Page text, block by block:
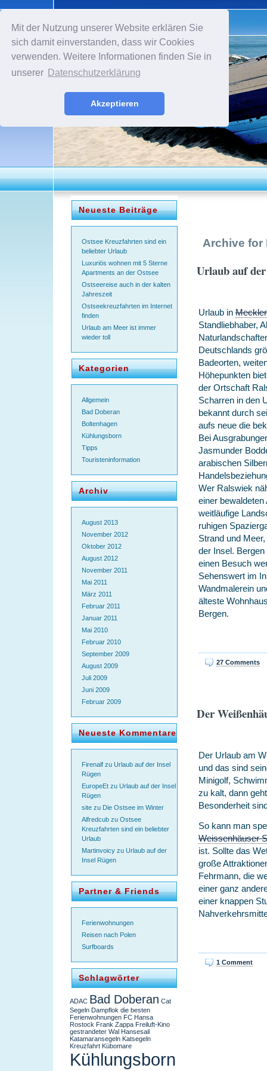
Mit der Nutzung unserer Website erklären Sie
sich damit einverstanden, dass wir Cookies
verwenden. Weitere Informationen finden Sie in
unserer Datenschutzerklärung
Akzeptieren
Neueste Beiträge
Ostsee Kreuzfahrten sind ein
beliebter Urlaub
Luxuriös wohnen mit 5 Sterne
Apartments an der Ostsee
Ostseereise auch in der kalten
Jahreszeit
Ostseekreuzfahrten im Internet
finden
Urlaub am Meer ist immer
wieder toll
Kategorien
Allgemein
Bad Doberan
Boltenhagen
Kühlungsborn
Tipps
Touristeninformation
Archiv
August 2013
November 2012
Oktober 2012
August 2012
November 2011
Mai 2011
März 2011
Februar 2011
Januar 2011
Mai 2010
Februar 2010
September 2009
August 2009
Juli 2009
Juni 2009
Februar 2009
Neueste Kommentare
Firenalf zu Urlaub auf der Insel
Rügen
EuropeEt zu Urlaub auf der Insel
Rügen
site zu Die Ostsee im Winter
Alfredcub zu Ostsee
Kreuzfahrten sind ein beliebter
Urlaub
Martinvoicy zu Urlaub auf der
Insel Rügen
Partner & Friends
Ferienwohnungen
Reisen nach Polen
Surfboards
Schlagwörter
ADAC Bad Doberan Cat
Segeln Dampflok die besten
Ferienwohnungen FC Hansa
Rostock Frank Zappa Freiluft-Kino
gestrandeter Wal Hansesail
Katamaransegeln Katsegeln
Kreuzfahrt Kübomare
Kühlungsborn
Archive for
Urlaub auf
Urlaub in
Standliebhaber,
Deutschlands
Badeorten,
Höhepunkten
der Ortschaft
Scharren in den
bekannt durch
aufs neue die
Bei
Jasmunder
arabischen
Wer Ralswiek
einer
weitläufige
ruhigen
Strand und
der Insel.
einen Besuch
Sehenswert im
Wandmalerein
älteste
Bergen.
27 Comments
Der
Der Urlaub am
und das sind
Minigolf,
zu kalt, dann
Besonderheit
So kann man
Weissenhäuser
ist. Sollte das
große
Fehrmann, die
einer ganz
einer knappen
1 Comment